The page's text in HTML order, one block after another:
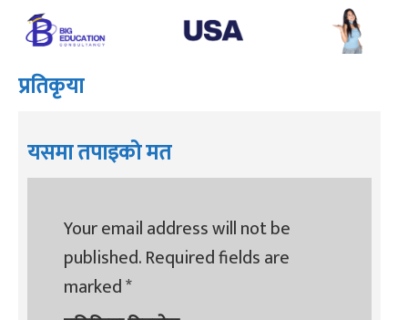
प्रतिकृया
यसमा तपाइको मत
Your email address will not be
published.Required fields are
marked*